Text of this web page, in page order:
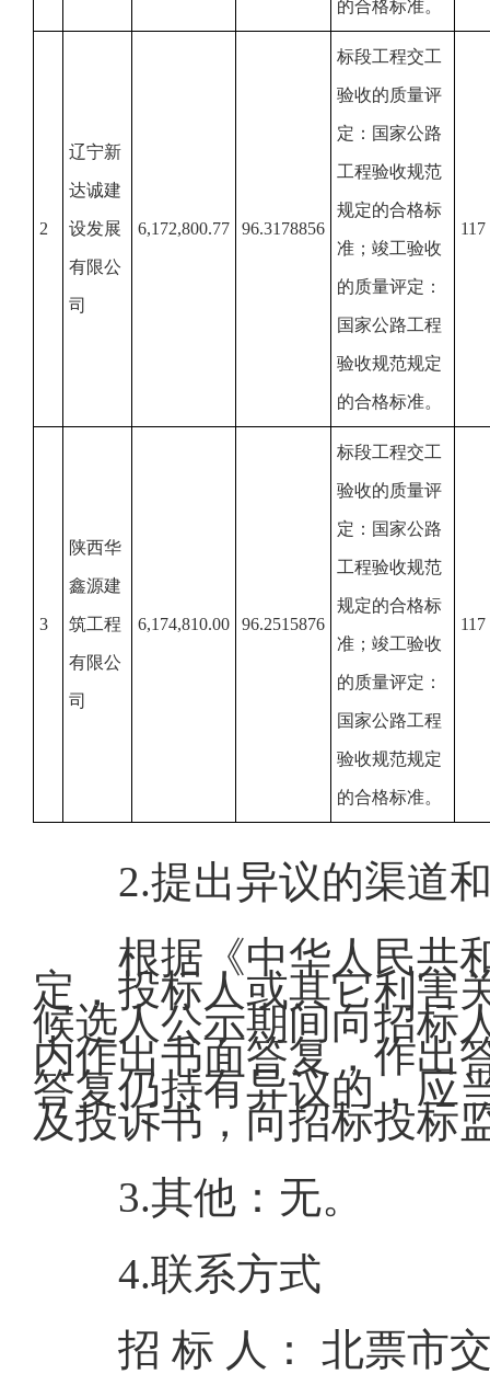
的合格标准。
2
辽宁新
达诚建
设发展
有限公
司
6,172,800.77 96.3178856
标段工程交工
验收的质量评
定：国家公路
工程验收规范
规定的合格标
准；竣工验收
的质量评定：
国家公路工程
验收规范规定
的合格标准。
117
3
陕西华
鑫源建
筑工程
有限公
司
6,174,810.00 96.2515876
标段工程交工
验收的质量评
定：国家公路
工程验收规范
规定的合格标
准；竣工验收
的质量评定：
国家公路工程
验收规范规定
的合格标准。
117
2.提出异议的渠道
根据《中华人民共
定，投标人或其它利害
候选人公示期间向招标
内作出书面答复，作出
答复仍持有异议的，应
及投诉书，向招标投标
3.其他：无。
4.联系方式
招 标 人： 北票市